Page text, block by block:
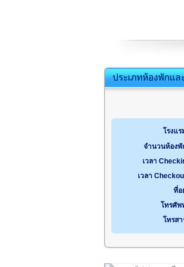
ประเภทห้องพักแ
โรงแร
จำนวนห้องพั
เวลา
เวลา
ที่อ
โทรศัพ
โทรสา